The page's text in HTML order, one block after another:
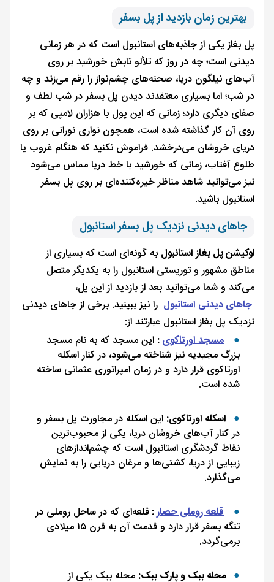
بهترین زمان بازدید از پل بسفر
پل بغاز یکی از جاذبه‌های استانبول است که در هر زمانی
دیدنی است؛ چه در روز که تلألو تابش خورشید بر روی
آب‌های نیلگون دریا، صحنه‌های چشم‌نواز را رقم می‌زند و چه
در شب؛ اما بسیاری معتقدند دیدن پل بسفر در شب لطف و
صفای دیگری دارد؛ زمانی که این پول با هزاران لامپی که بر
روی آن کار گذاشته شده است، همچون نواری نورانی بر روی
دریای خروشان می‌درخشد. فراموش نکنید که هنگام غروب یا
طلوع آفتاب، زمانی که خورشید با خط دریا مماس می‌شود
نیز می‌توانید شاهد مناظر خیره‌کننده‌ای بر روی پل بسفر
استانبول باشید.
جاهای دیدنی نزدیک پل بسفر استانبول
لوکیشن پل بغاز استانبول به گونه‌ای است که بسیاری از
مناطق مشهور و توریستی استانبول را به یکدیگر متصل
می‌کند و شما می‌توانید بعد از بازدید از این پل،
جاهای دیدنی استانبول را نیز ببینید. برخی از جاهای دیدنی
نزدیک پل بغاز استانبول عبارتند از:
مسجد اورتاکوی: این مسجد که به نام مسجد
بزرگ مجیدیه نیز شناخته می‌شود، در کنار اسکله
اورتاکوی قرار دارد و در زمان امپراتوری عثمانی ساخته
شده است.
اسکله اورتاکوی: این اسکله در مجاورت پل بسفر و
در کنار آب‌های خروشان دریا، یکی از محبوب‌ترین
نقاط گردشگری استانبول است که چشم‌اندازهای
زیبایی از دریا، کشتی‌ها و مرغان دریایی را به نمایش
می‌گذارد.
قلعه روملی حصار:قلعه‌ای که در ساحل روملی در
تنگه بسفر قرار دارد و قدمت آن به قرن ۱۵ میلادی
برمی‌گردد.
محله ببک و پارک ببک: محله ببک یکی از